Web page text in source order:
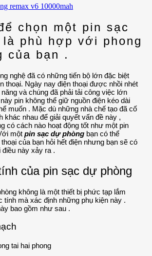
chọn một pin sạc
phù hợp với phong
của bạn .
nghệ đã có những tiến bộ lớn đặc biệt
thoại. Ngày nay điện thoại được nhồi nhét
và chúng đã phải tải công việc lớn
pin không thể giữ nguồn điện kéo dài
muốn . Mặc dù những nhà chế tạo đã cố
khác nhau để giải quyết vấn đề này ,
có cách nào hoạt động tốt như một pin
một pin sạc dự phòng bạn có thể
của bạn hỏi hết điện nhưng bạn sẽ có
này xảy ra .
của pin sạc dự phòng
không là một thiết bị phức tạp lắm
tính mà xác định những phụ kiện này .
bao gồm như sau .